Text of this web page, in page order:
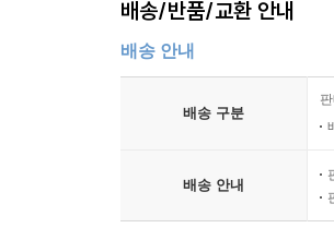
배송/반품/교환 안내
배송 안내
배송 구분
배송 안내